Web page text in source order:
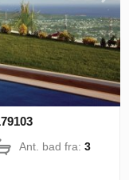
Ant. bad fra:3